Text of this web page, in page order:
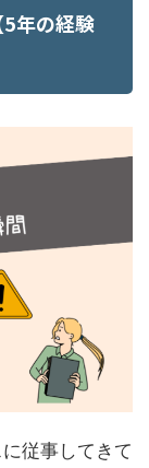
年の経験
従事してきて